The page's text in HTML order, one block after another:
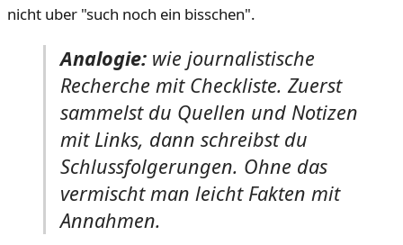
nicht uber "such noch ein bisschen".
Analogie: wie journalistische
Recherche mit Checkliste. Zuerst
sammelst du Quellen und Notizen
mit Links, dann schreibst du
Schlussfolgerungen. Ohne das
vermischt man leicht Fakten mit
Annahmen.